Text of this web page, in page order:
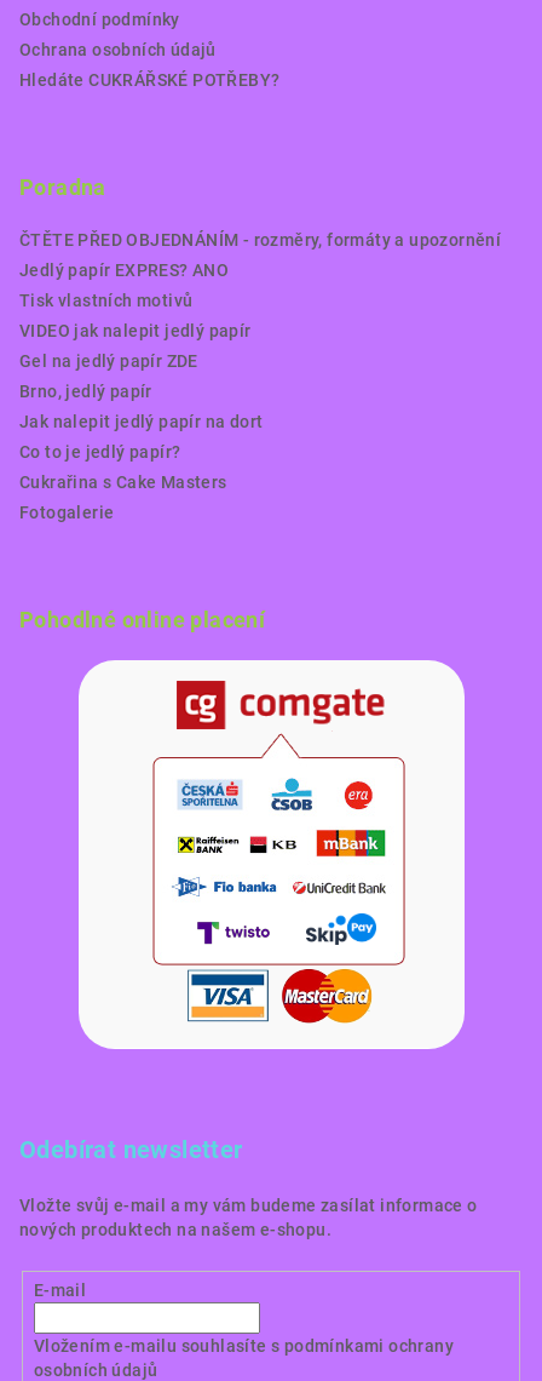
Obchodní podmínky
Ochrana osobních údajů
Hledáte CUKRÁŘSKÉ POTŘEBY?
Poradna
ČTĚTE PŘED OBJEDNÁNÍM - rozměry, formáty a upozornění
Jedlý papír EXPRES? ANO
Tisk vlastních motivů
VIDEO jak nalepit jedlý papír
Gel na jedlý papír ZDE
Brno, jedlý papír
Jak nalepit jedlý papír na dort
Co to je jedlý papír?
Cukrařina s Cake Masters
Fotogalerie
Pohodlné online placení
Odebírat newsletter
Vložte svůj e-mail a my vám budeme zasílat informace o
nových produktech na našem e-shopu.
E-mail
Vložením e-mailu souhlasíte s podmínkami ochrany
osobních údajů